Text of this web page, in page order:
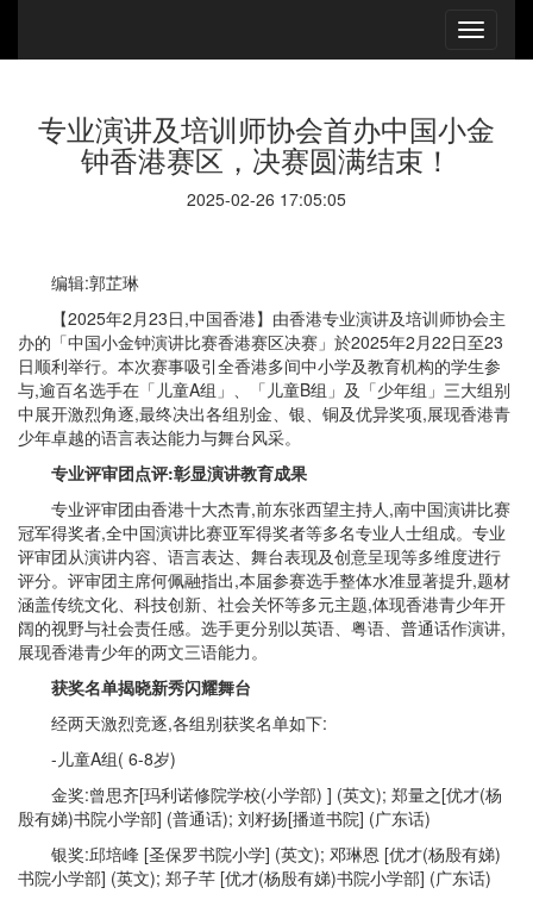
专业演讲及培训师协会首办中国小金
钟香港赛区，决赛圆满结束！
2025-02-26 17:05:05
编辑:郭芷琳
【2025年2月23日,中国香港】由香港专业演讲及培训师协会主
办的「中国小金钟演讲比赛香港赛区决赛」於2025年2月22日至23
日顺利举行。本次赛事吸引全香港多间中小学及教育机构的学生参
与,逾百名选手在「儿童A组」、「儿童B组」及「少年组」三大组别
中展开激烈角逐,最终决出各组别金、银、铜及优异奖项,展现香港青
少年卓越的语言表达能力与舞台风采。
专业评审团点评:彰显演讲教育成果
专业评审团由香港十大杰青,前东张西望主持人,南中国演讲比赛
冠军得奖者,全中国演讲比赛亚军得奖者等多名专业人士组成。专业
评审团从演讲内容、语言表达、舞台表现及创意呈现等多维度进行
评分。评审团主席何佩融指出,本届参赛选手整体水准显著提升,题材
涵盖传统文化、科技创新、社会关怀等多元主题,体现香港青少年开
阔的视野与社会责任感。选手更分别以英语、粤语、普通话作演讲,
展现香港青少年的两文三语能力。
获奖名单揭晓新秀闪耀舞台
经两天激烈竞逐,各组别获奖名单如下:
-儿童A组( 6-8岁)
金奖:曾思齐[玛利诺修院学校(小学部) ] (英文); 郑量之[优才(杨
殷有娣)书院小学部] (普通话); 刘籽扬[播道书院] (广东话)
银奖:邱培峰 [圣保罗书院小学] (英文); 邓琳恩 [优才(杨殷有娣)
书院小学部] (英文); 郑子芊 [优才(杨殷有娣)书院小学部] (广东话)